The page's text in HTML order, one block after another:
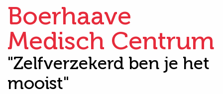
Boerhaave
Medisch Centrum
"Zelfverzekerd ben je het
mooist"